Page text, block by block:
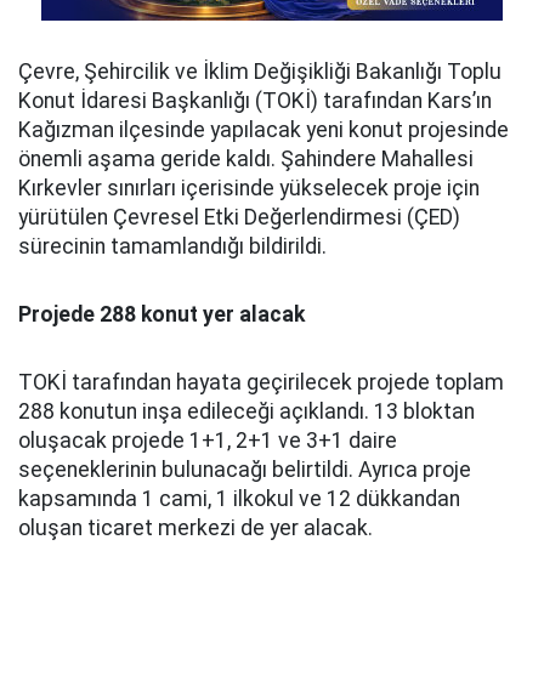
Çevre, Şehircilik ve İklim Değişikliği Bakanlığı Toplu
Konut İdaresi Başkanlığı (TOKİ) tarafından Kars’ın
Kağızman ilçesinde yapılacak yeni konut projesinde
önemli aşama geride kaldı. Şahindere Mahallesi
Kırkevler sınırları içerisinde yükselecek proje için
yürütülen Çevresel Etki Değerlendirmesi (ÇED)
sürecinin tamamlandığı bildirildi.
Projede 288 konut yer alacak
TOKİ tarafından hayata geçirilecek projede toplam
288 konutun inşa edileceği açıklandı. 13 bloktan
oluşacak projede 1+1, 2+1 ve 3+1 daire
seçeneklerinin bulunacağı belirtildi. Ayrıca proje
kapsamında 1 cami, 1 ilkokul ve 12 dükkandan
oluşan ticaret merkezi de yer alacak.